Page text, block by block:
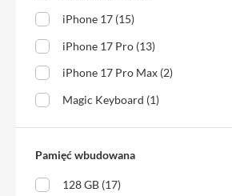
iPhone
16
Plus
iPhone
15
Pro
15
Max
iPhone 17 (15)
iPhone 17 Pro (13)
iPhone 17 Pro Max (2)
Magic Keyboard (1)
Pamięć wbudowana
128 GB (17)